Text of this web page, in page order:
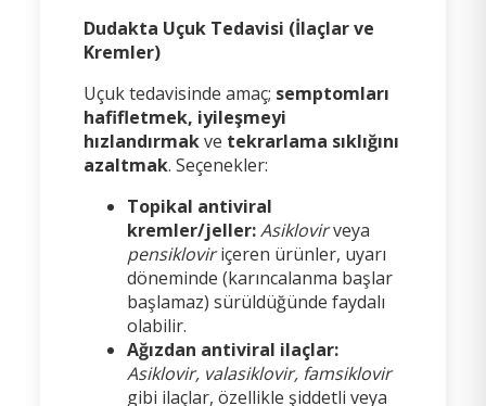
Dudakta Uçuk Tedavisi (İlaçlar ve
Kremler)
Uçuk tedavisinde amaç; semptomları
hafifletmek, iyileşmeyi
hızlandırmakve tekrarlama sıklığını
azaltmak. Seçenekler:
Topikal antiviral
kremler/jeller: Asiklovirveya
pensikloviriçeren ürünler, uyarı
döneminde (karıncalanma başlar
başlamaz) sürüldüğünde faydalı
olabilir.
Ağızdan antiviral ilaçlar:
Asiklovir, valasiklovir, famsiklovir
gibi ilaçlar, özellikle şiddetli veya